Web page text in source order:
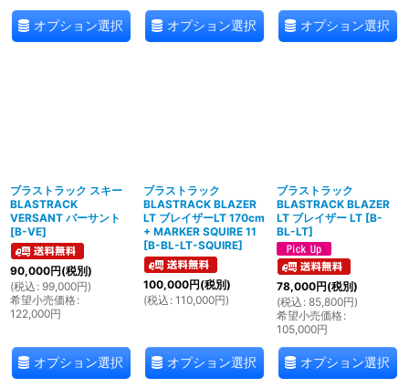
オプション選択 オプション選択 オプション選択
ブラストラック スキー
BLASTRACK
VERSANT バーサント
[B-VE]
90,000円(税別)
(税込 : 99,000円)
希望小売価格:
122,000円
オプション選択
ブラストラック
BLASTRACK BLAZER
LT ブレイザーLT 170cm
+ MARKER SQUIRE 11
[B-BL-LT-SQUIRE]
100,000円(税別)
(税込 : 110,000円)
オプション選択
ブラストラック
BLASTRACK BLAZER
LT ブレイザー LT [B-
BL-LT]
78,000円(税別)
(税込 : 85,800円)
希望小売価格:
105,000円
オプション選択